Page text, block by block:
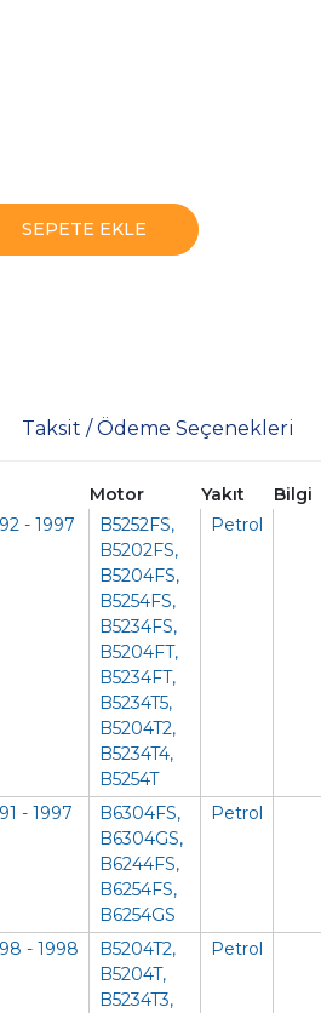
SEPETE EKLE
Taksit / Ödeme Seçenekleri
Motor Yakıt
Bilgi
- 1997
B5252FS,
B5202FS,
B5204FS,
B5254FS,
B5234FS,
B5204FT,
B5234FT,
B5234T5,
B5204T2,
B5234T4,
B5254T
Petrol
- 1997
B6304FS,
B6304GS,
B6244FS,
B6254FS,
B6254GS
Petrol
- 1998
B5204T2,
B5204T,
B5234T3,
Petrol